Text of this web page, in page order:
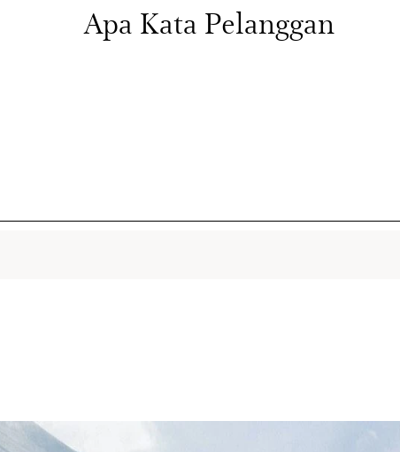
Apa Kata Pelanggan